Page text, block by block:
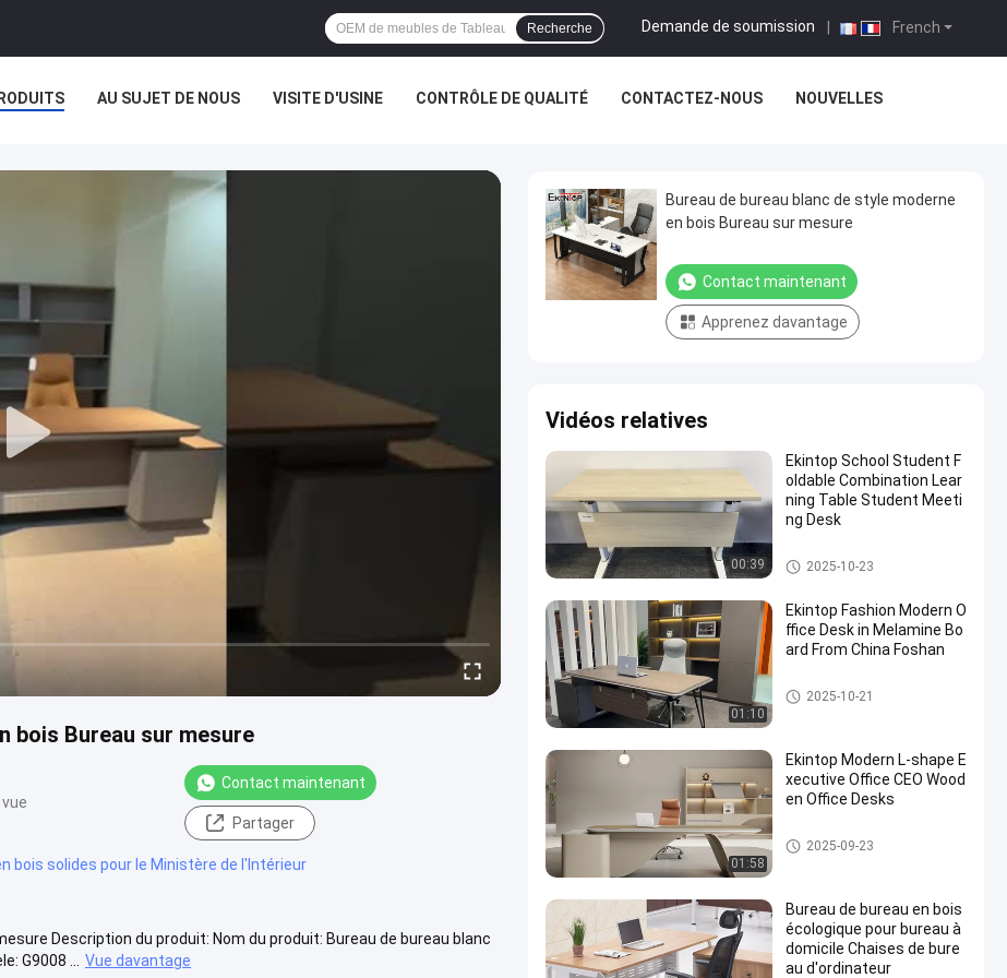
French
Demande de soumission
Recherche
AU SUJET DE NOUS VISITE D'USINE CONTRÔLE DE QUALITÉ CONTACTEZ-NOUS NOUVELLES
bois Bureau sur mesure
Contact maintenant
Partager
bois solides pour le Ministère de l'Intérieur
Description du produit: Nom du produit: Bureau de bureau blanc
G9008 ...
Vue davantage
Bureau de bureau blanc de style moderne
en bois Bureau sur mesure
Contact maintenant
Apprenez davantage
Vidéos relatives
00:39
Ekintop School Student F
oldable Combination Lear
ning Table Student Meeti
ng Desk
bureau commercial
2025-10-23
01:10
Ekintop Fashion Modern O
ffice Desk in Melamine Bo
ard From China Foshan
bureau commercial
2025-10-21
01:58
Ekintop Modern L-shape E
xecutive Office CEO Wood
en Office Desks
bureau commercial
2025-09-23
Bureau de bureau en bois
écologique pour bureau à
domicile Chaises de bure
au d'ordinateur